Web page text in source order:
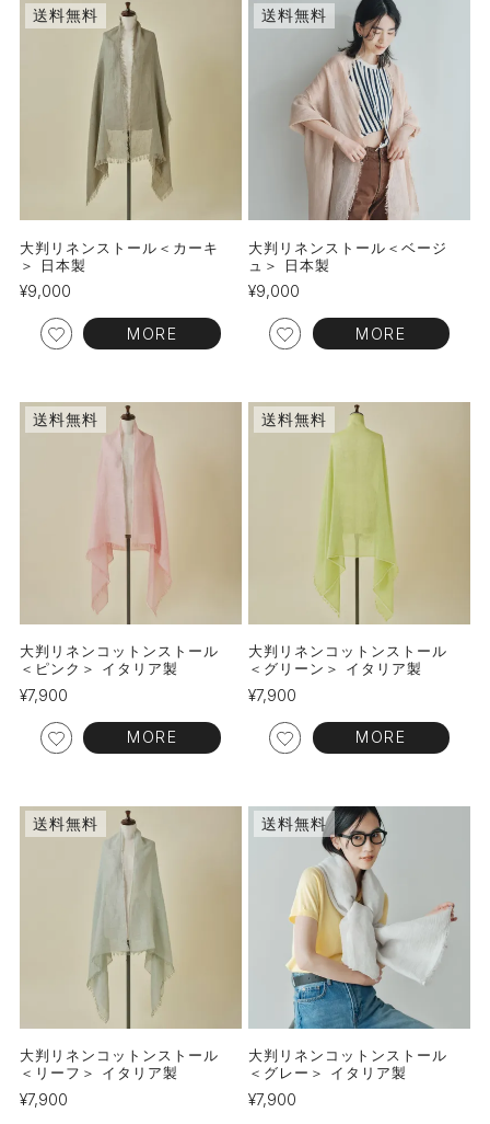
送料無料
大判リネンストール＜カーキ
＞ 日本製
¥9,000
MORE
送料無料
大判リネンストール＜ベージ
ュ＞ 日本製
¥9,000
MORE
送料無料
大判リネンコットンストール
＜ピンク＞ イタリア製
¥7,900
MORE
送料無料
大判リネンコットンストール
＜グリーン＞ イタリア製
¥7,900
MORE
送料無料
大判リネンコットンストール
＜リーフ＞ イタリア製
¥7,900
送料無料
大判リネンコットンストール
＜グレー＞ イタリア製
¥7,900